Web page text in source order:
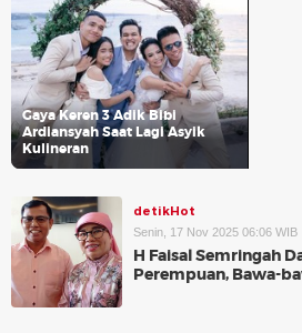
Gaya Keren 3 Adik Bibi
Ardiansyah Saat Lagi Asyik
Kulineran
detikHot
Senin, 17 Nov 2025 06:06 WIB
H Faisal Semringah
Perempuan, Bawa-